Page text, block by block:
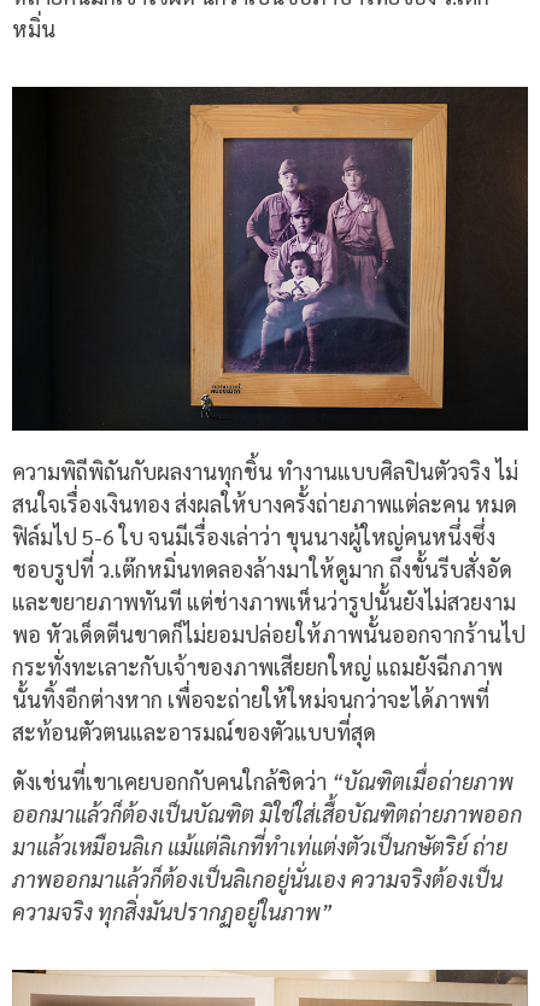
หมิ่น
ความพิถีพิถันกับผลงานทุกชิ้น ทำงานแบบศิลปินตัวจริง ไม่
สนใจเรื่องเงินทอง ส่งผลให้บางครั้งถ่ายภาพแต่ละคน หมด
ฟิล์มไป 5-6 ใบ จนมีเรื่องเล่าว่า ขุนนางผู้ใหญ่คนหนึ่งซึ่ง
ชอบรูปที่ ว.เต๊กหมิ่นทดลองล้างมาให้ดูมาก ถึงขั้นรีบสั่งอัด
และขยายภาพทันที แต่ช่างภาพเห็นว่ารูปนั้นยังไม่สวยงาม
พอ หัวเด็ดตีนขาดก็ไม่ยอมปล่อยให้ภาพนั้นออกจากร้านไป
กระทั่งทะเลาะกับเจ้าของภาพเสียยกใหญ่ แถมยังฉีกภาพ
นั้นทิ้งอีกต่างหาก เพื่อจะถ่ายให้ใหม่จนกว่าจะได้ภาพที่
สะท้อนตัวตนและอารมณ์ของตัวแบบที่สุด
ดังเช่นที่เขาเคยบอกกับคนใกล้ชิดว่า “บัณฑิตเมื่อถ่ายภาพ
ออกมาแล้วก็ต้องเป็นบัณฑิต มิใช่ใส่เสื้อบัณฑิตถ่ายภาพออก
มาแล้วเหมือนลิเก แม้แต่ลิเกที่ทำเท่แต่งตัวเป็นกษัตริย์ ถ่าย
ภาพออกมาแล้วก็ต้องเป็นลิเกอยู่นั่นเอง ความจริงต้องเป็น
ความจริง ทุกสิ่งมันปรากฏอยู่ในภาพ”